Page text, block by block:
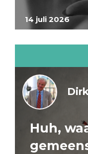
14 juli 2026
Huh,